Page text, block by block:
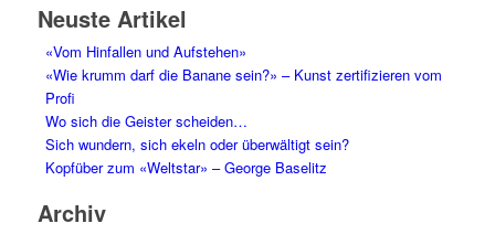
Neuste Artikel
«Vom Hinfallen und Aufstehen»
«Wie krumm darf die Banane sein?» – Kunst zertifizieren vom
Profi
Wo sich die Geister scheiden…
Sich wundern, sich ekeln oder überwältigt sein?
Kopfüber zum «Weltstar» – George Baselitz
Archiv